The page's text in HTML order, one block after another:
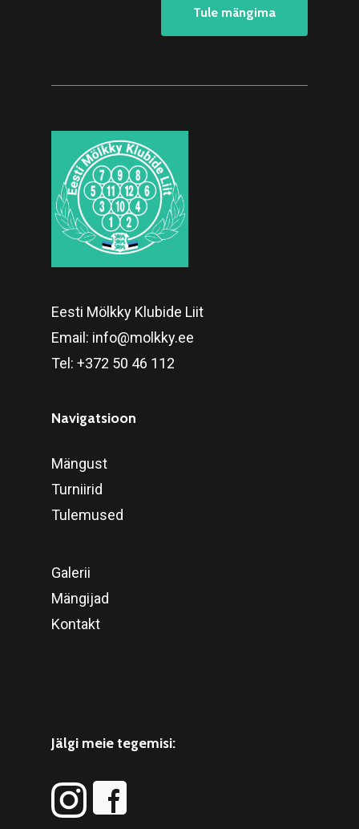
Tule mängima
Eesti Mölkky Klubide Liit
Email: info@molkky.ee
Tel: +372 50 46 112
Navigatsioon
Mängust
Turniirid
Tulemused
Galerii
Mängijad
Kontakt
Jälgi meie tegemisi: